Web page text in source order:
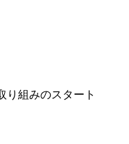
り組みのスタート